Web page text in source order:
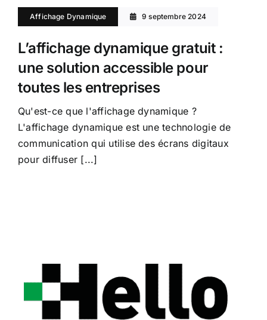
Affichage Dynamique 9 septembre 2024
L’affichage dynamique gratuit :
une solution accessible pour
toutes les entreprises
Qu'est-ce que l'affichage dynamique ?
L'affichage dynamique est une technologie de
communication qui utilise des écrans digitaux
pour diffuser [...]